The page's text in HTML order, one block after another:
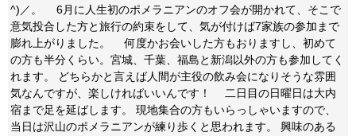
^)／。 6月に人生初のポメラニアンのオフ会が開かれて、そこで
意気投合した方と旅行の約束をして、気が付けば7家族の参加まで
膨れ上がりました。 何度かお会いした方もおりますし、初めて
の方も半分くらい。宮城、千葉、福島と新潟以外の方も参加してく
れます。 どちらかと言えば人間が主役の飲み会になりそうな雰囲
気なんですが、楽しければいいんです！ 二日目の日曜日は大内
宿まで足を延ばします。 現地集合の方もいらっしゃいますので、
当日は沢山のポメラニアンが練り歩くと思われます。 興味のある